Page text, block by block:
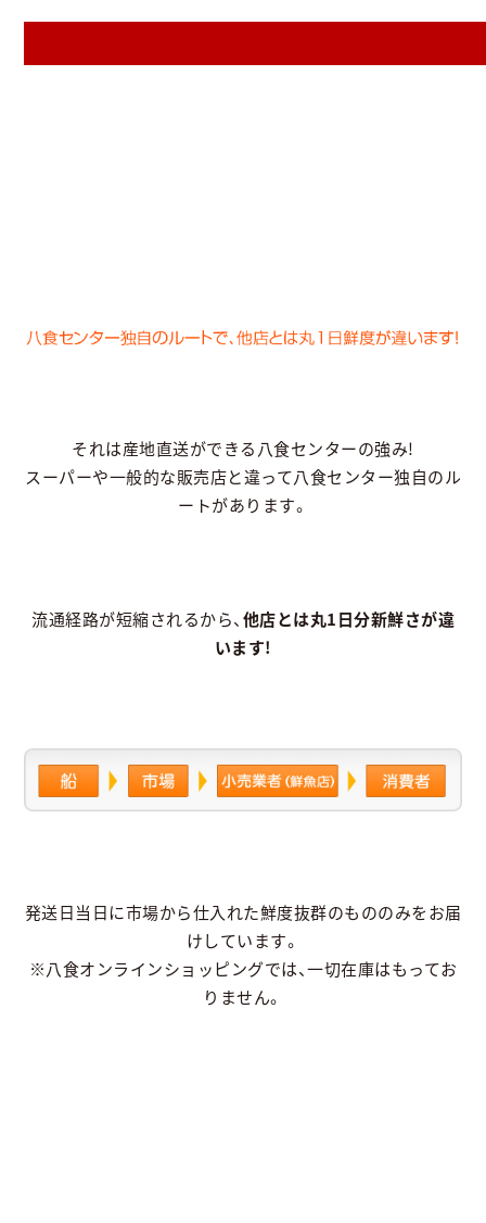
それは産地直送ができる八食センターの強み!
スーパーや一般的な販売店と違って八食センター独自のル
ートがあります。
流通経路が短縮されるから、 他店とは丸1日分新鮮さが違
います!
発送日当日に市場から仕入れた鮮度抜群のもののみをお届
けしています。
※八食オンラインショッピングでは、一切在庫はもってお
りません。